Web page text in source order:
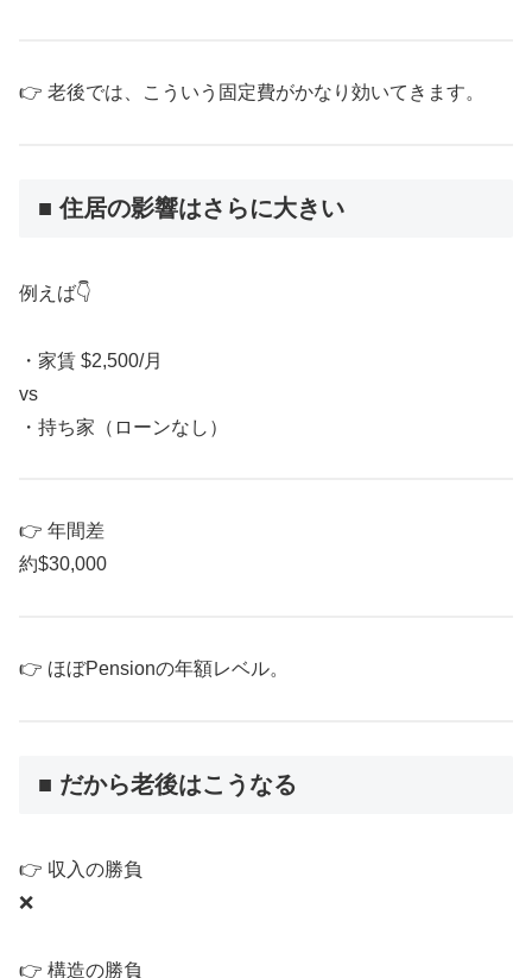
👉 老後では、こういう固定費がかなり効いてきます。
■ 住居の影響はさらに大きい
例えば👇
・家賃 $2,500/月
vs
・持ち家（ローンなし）
👉 年間差
約$30,000
👉 ほぼPensionの年額レベル。
■ だから老後はこうなる
👉 収入の勝負
❌
👉 構造の勝負